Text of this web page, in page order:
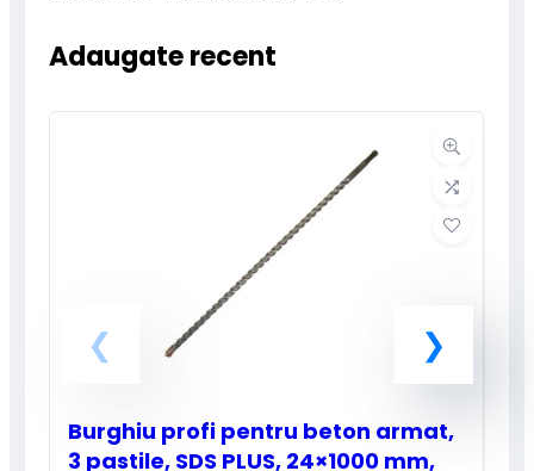
Adaugate recent
Burghiu profi pentru beton armat,
3 pastile, SDS PLUS, 24×1000 mm,